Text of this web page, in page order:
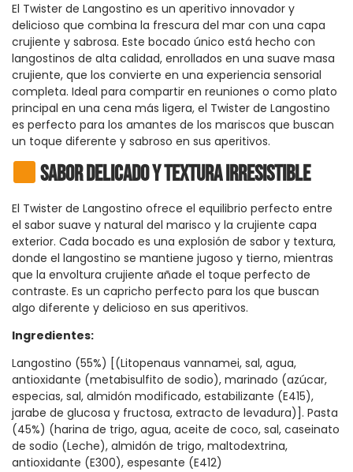
El Twister de Langostino es un aperitivo innovador y
delicioso que combina la frescura del mar con una capa
crujiente y sabrosa. Este bocado único está hecho con
langostinos de alta calidad, enrollados en una suave masa
crujiente, que los convierte en una experiencia sensorial
completa. Ideal para compartir en reuniones o como plato
principal en una cena más ligera, el Twister de Langostino
es perfecto para los amantes de los mariscos que buscan
un toque diferente y sabroso en sus aperitivos.
Sabor Delicado y Textura Irresistible
El Twister de Langostino ofrece el equilibrio perfecto entre
el sabor suave y natural del marisco y la crujiente capa
exterior. Cada bocado es una explosión de sabor y textura,
donde el langostino se mantiene jugoso y tierno, mientras
que la envoltura crujiente añade el toque perfecto de
contraste. Es un capricho perfecto para los que buscan
algo diferente y delicioso en sus aperitivos.
Ingredientes:
Langostino (55%) [(Litopenaus vannamei, sal, agua,
antioxidante (metabisulfito de sodio), marinado (azúcar,
especias, sal, almidón modificado, estabilizante (E415),
jarabe de glucosa y fructosa, extracto de levadura)]. Pasta
(45%) (harina de trigo, agua, aceite de coco, sal, caseinato
de sodio (Leche), almidón de trigo, maltodextrina,
antioxidante (E300), espesante (E412)